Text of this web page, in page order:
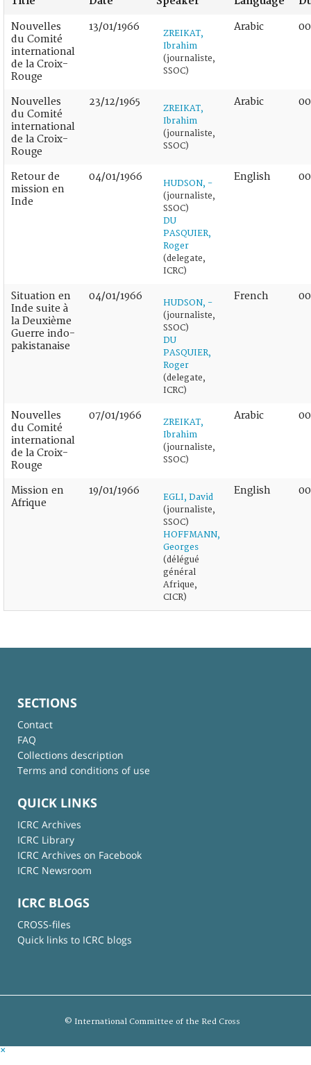
Nouvelles
du Comité
international
de la Croix-
Rouge
13/01/1966
ZREIKAT,
Ibrahim
(journaliste,
SSOC)
Arabic
Nouvelles
du Comité
international
de la Croix-
Rouge
23/12/1965
ZREIKAT,
Ibrahim
(journaliste,
SSOC)
Arabic
Retour de
mission en
Inde
04/01/1966
HUDSON, -
(journaliste,
SSOC)
DU
PASQUIER,
Roger
(delegate,
ICRC)
English
Situation en
Inde suite à
la Deuxième
Guerre indo-
pakistanaise
04/01/1966
HUDSON, -
(journaliste,
SSOC)
DU
PASQUIER,
Roger
(delegate,
ICRC)
French
Nouvelles
du Comité
international
de la Croix-
Rouge
07/01/1966
ZREIKAT,
Ibrahim
(journaliste,
SSOC)
Arabic
Mission en
Afrique
19/01/1966
EGLI, David
(journaliste,
SSOC)
HOFFMANN,
Georges
(délégué
général
Afrique,
CICR)
English
SECTIONS
Contact
FAQ
Collections description
Terms and conditions of use
QUICK LINKS
ICRC Archives
ICRC Library
ICRC Archives on Facebook
ICRC Newsroom
ICRC BLOGS
CROSS-files
Quick links to ICRC blogs
© International Committee of the Red Cross
×